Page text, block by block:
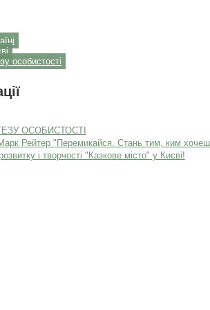
особистості
ОСОБИСТОСТІ
Рейтер "Перемикайся. ​​​​​​​Стань тим, ким
і творчості "Казкове місто" у Києві!